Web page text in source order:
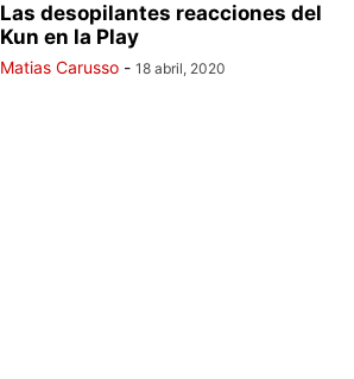
Las desopilantes reacciones del
Kun en la Play
Matias Carusso - 18 abril, 2020